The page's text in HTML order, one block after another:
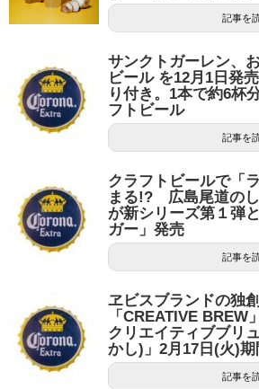
記事を
サンクトガーレン、
ビール を12月1日発
り付き。1本で約6杯
フトビール
記事を
クラフトビールで「
まる!? 広島尾道の
が新シリーズ第１弾
ガー」発売
記事を
ヱビスブランドの独
「CREATIVE BREW
クリエイティブブリ
かし)」2月17日(火)
記事を